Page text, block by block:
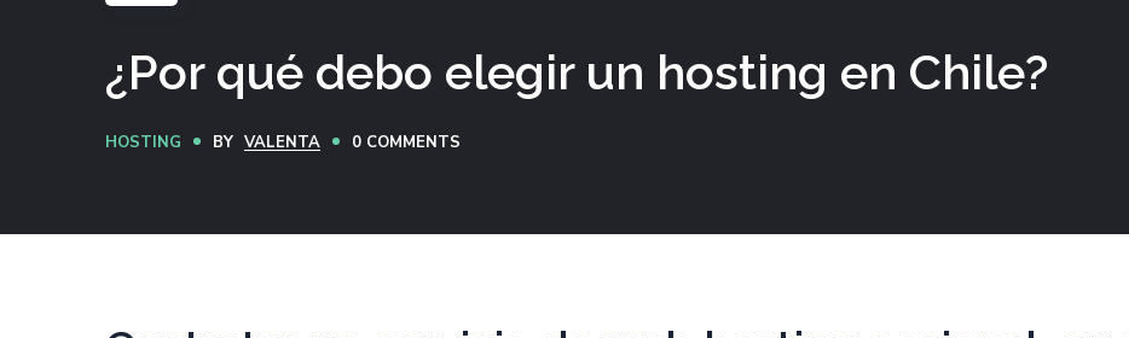
¿Por qué debo elegir un hosting en Chile?
HOSTING BY VALENTA 0 COMMENTS